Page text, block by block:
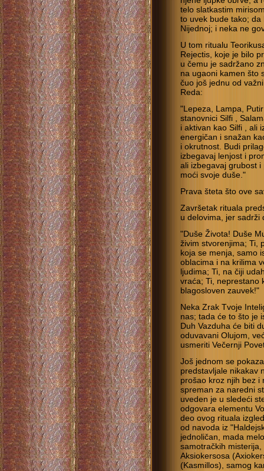
telo slatkastim
to uvek bude tako; da
Nijednoj; i neka ne
U tom ritualu
Rejectis, koje je bilo
u čemu je sadržano
na ugaoni kamen što
čuo još jednu od
Reda:
"Lepeza, Lampa,
stanovnici Silfi ,
i aktivan kao Silfi , ali
energičan i snažan
i okrutnost. Budi
izbegavaj lenjost i
ali izbegavaj grubost
moći svoje duše."
Prava šteta što ove
Završetak rituala
u delovima, jer sadrži
"Duše Života! Duše
živim stvorenjima; Ti,
koja se menja, samo
oblacima i na krilima
ljudima; Ti, na čiji
vraća; Ti, neprestano
blagosloven zauvek!"
Neka Zrak Tvoje
nas; tada će to što je
Duh Vazduha će biti
oduvavani Olujom,
usmeriti Večernji
Još jednom se
predstavljale nikakav
prošao kroz njih bez i
spreman za naredni
uveden je u sledeći
odgovara elementu
deo ovog rituala
od navoda iz
jednoličan, mada
samotračkih
Aksiokersosa
(Kasmillos), samog